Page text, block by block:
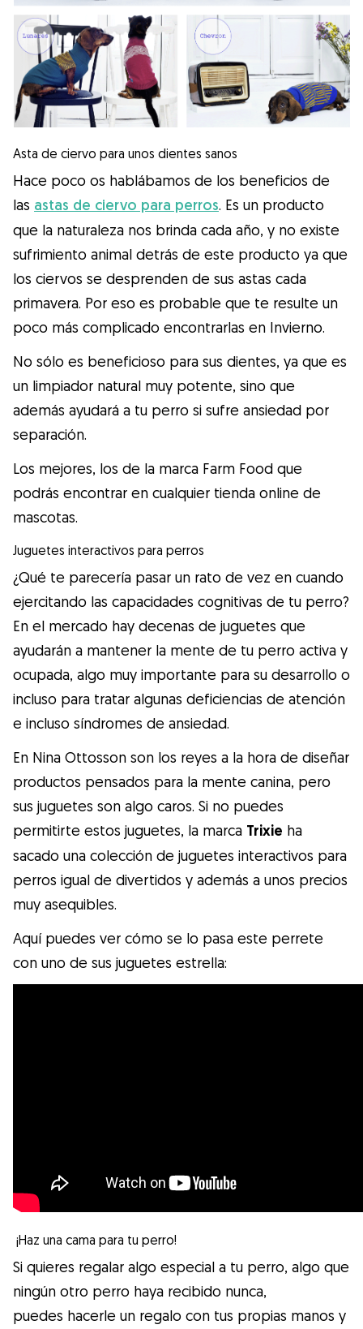
Asta de ciervo para unos dientes sanos
Hace poco os hablábamos de los beneficios de
las astas de ciervo para perros. Es un producto
que la naturaleza nos brinda cada año, y no existe
sufrimiento animal detrás de este producto ya que
los ciervos se desprenden de sus astas cada
primavera. Por eso es probable que te resulte un
poco más complicado encontrarlas en Invierno.
No sólo es beneficioso para sus dientes, ya que es
un limpiador natural muy potente, sino que
además ayudará a tu perro si sufre ansiedad por
separación.
Los mejores, los de la marca Farm Food que
podrás encontrar en cualquier tienda online de
mascotas.
Juguetes interactivos para perros
¿Qué te parecería pasar un rato de vez en cuando
ejercitando las capacidades cognitivas de tu perro?
En el mercado hay decenas de juguetes que
ayudarán a mantener la mente de tu perro activa y
ocupada, algo muy importante para su desarrollo o
incluso para tratar algunas deficiencias de atención
e incluso síndromes de ansiedad.
En Nina Ottosson son los reyes a la hora de diseñar
productos pensados para la mente canina, pero
sus juguetes son algo caros. Si no puedes
permitirte estos juguetes, la marca Trixie ha
sacado una colección de juguetes interactivos para
perros igual de divertidos y además a unos precios
muy asequibles.
Aquí puedes ver cómo se lo pasa este perrete
con uno de sus juguetes estrella:
¡Haz una cama para tu perro!
Si quieres regalar algo especial a tu perro, algo que
ningún otro perro haya recibido nunca,
puedes hacerle un regalo con tus propias manos y